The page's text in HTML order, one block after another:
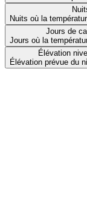
Nuits où la
Jours de
Jours où la
Élévation
Élévation prévue du